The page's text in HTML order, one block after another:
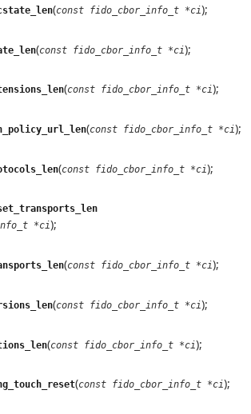
(const fido_cbor_info_t *ci);
(const fido_cbor_info_t *ci);
(const fido_cbor_info_t *ci);
(const fido_cbor_info_t *ci);
(const fido_cbor_info_t *ci);
*ci);
(const fido_cbor_info_t *ci);
(const fido_cbor_info_t *ci);
(const fido_cbor_info_t *ci);
(const fido_cbor_info_t *ci);